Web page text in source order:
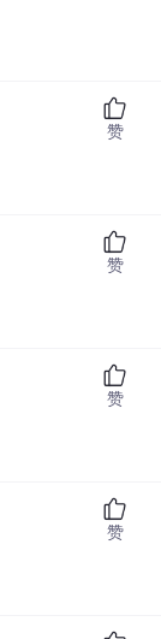
赞
赞
赞
赞